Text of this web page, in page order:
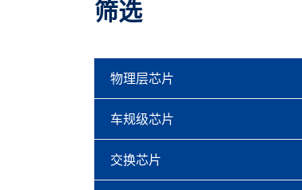
筛选
物理层芯片
车规级芯片
交换芯片